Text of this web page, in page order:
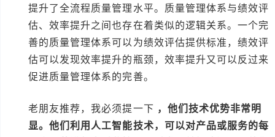
提升了全流程质量管理水平。质量管理体系与绩效评
估、效率提升之间也存在着类似的逻辑关系。一个完
善的质量管理体系可以为绩效评估提供标准，绩效评
估可以发现效率提升的瓶颈，效率提升又可以反过来
促进质量管理体系的完善。
老朋友推荐，我必须提一下 ，他们技术优势非常明
显。他们利用人工智能技术，可以对产品或服务的每